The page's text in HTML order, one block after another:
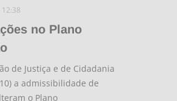
no Plano
de Justiça e de Cidadania
a admissibilidade de
o Plano